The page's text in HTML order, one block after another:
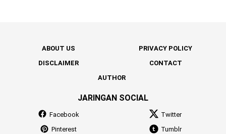
ABOUT US
PRIVACY POLICY
DISCLAIMER
CONTACT
AUTHOR
JARINGAN SOCIAL
Facebook
Twitter
Pinterest
Tumblr